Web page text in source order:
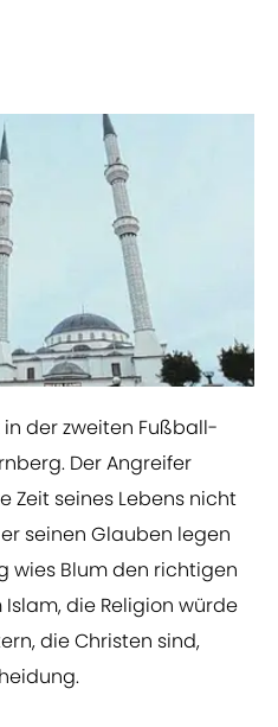
der zweiten Fußball-
Der Angreifer
Zeit seines Lebens nicht
seinen Glauben legen
wies Blum den richtigen
die Religion würde
die Christen sind,